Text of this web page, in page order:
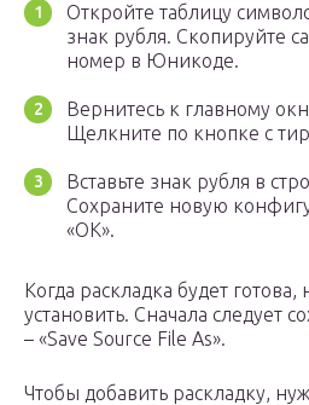
Откройте таблицу
знак рубля. Скопируйте
номер в Юникоде.
Вернитесь к главному
Щелкните по кнопке с
Вставьте знак рубля в
Сохраните новую
«ОК».
Когда раскладка будет
установить. Сначала следует
– «Save Source File As».
Чтобы добавить раскладку,